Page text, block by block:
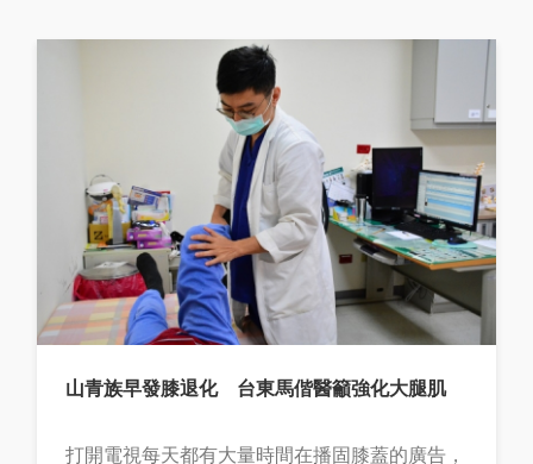
山青族早發膝退化 台東馬偕醫籲強化大腿肌
打開電視每天都有大量時間在播固膝蓋的廣告，